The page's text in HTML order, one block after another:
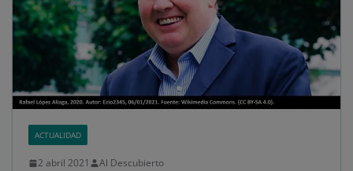
ACTUALIDAD
2 abril 2021
Al Descubierto